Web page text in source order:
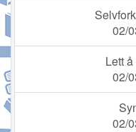
02/
Lett
02/
02/